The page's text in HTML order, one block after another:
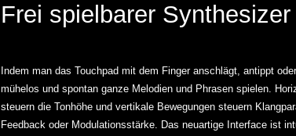
Frei spielbarer Synthesizer
Indem man das Touchpad mit dem Finger anschlägt, antippt
mühelos und spontan ganze Melodien und Phrasen spielen.
steuern die Tonhöhe und vertikale Bewegungen steuern
Feedback oder Modulationsstärke. Das neuartige Interface ist